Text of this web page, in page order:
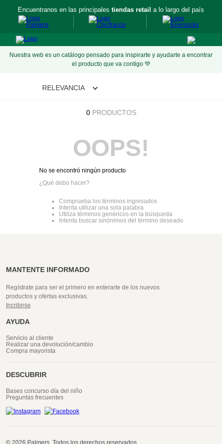
Encuentranos en las principales tiendas retail a lo largo del país
Nuestra web es un catálogo pensado para inspirarte y ayudarte a encontrar
el producto que va contigo 💚
RELEVANCIA
0 PRODUCTOS
OOPS!
No se encontró ningún producto
¿Qué debo hacer?
Comprueba los términos ingresados
Intenta utilizar una sola palabra
Utiliza términos genéricos en la búsqueda
Intenta buscar sinónimos del término deseado
MANTENTE INFORMADO
Regístrate para ser el primero en enterarte de los nuevos
productos y ofertas exclusivas.
Incribirse
AYUDA
Servicio al cliente
Realizar una devolución/cambio
Compra mayorista
DESCUBRIR
Bases concurso día del niño
Preguntas frecuentes
© 2026 Palmers. Todos los derechos reservados.